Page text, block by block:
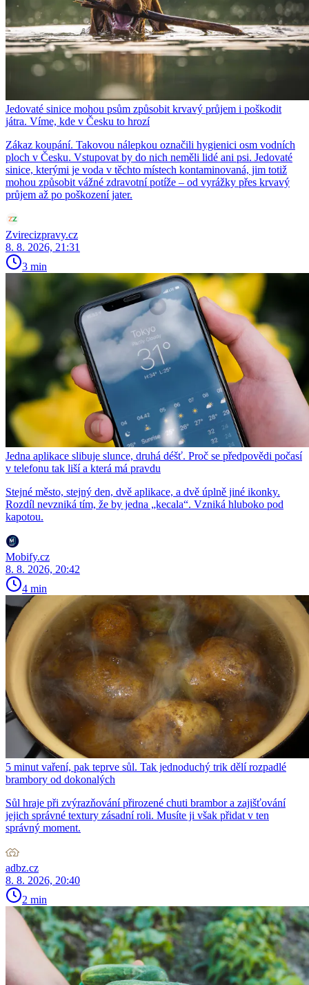
Jedovaté sinice mohou psům způsobit krvavý průjem i poškodit
játra. Víme, kde v Česku to hrozí
Zákaz koupání. Takovou nálepkou označili hygienici osm vodních
ploch v Česku. Vstupovat by do nich neměli lidé ani psi. Jedovaté
sinice, kterými je voda v těchto místech kontaminovaná, jim totiž
mohou způsobit vážné zdravotní potíže – od vyrážky přes krvavý
průjem až po poškození jater.
Zvirecizpravy.cz
8. 8. 2026, 21:31
3 min
Jedna aplikace slibuje slunce, druhá déšť. Proč se předpovědi počasí
v telefonu tak liší a která má pravdu
Stejné město, stejný den, dvě aplikace, a dvě úplně jiné ikonky.
Rozdíl nevzniká tím, že by jedna „kecala“. Vzniká hluboko pod
kapotou.
Mobify.cz
8. 8. 2026, 20:42
4 min
5 minut vaření, pak teprve sůl. Tak jednoduchý trik dělí rozpadlé
brambory od dokonalých
Sůl hraje při zvýrazňování přirozené chuti brambor a zajišťování
jejich správné textury zásadní roli. Musíte ji však přidat v ten
správný moment.
adbz.cz
8. 8. 2026, 20:40
2 min